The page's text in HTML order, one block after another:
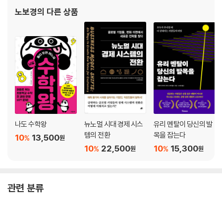
노보경의 다른 상품
나도 수학왕
13,500원
10%
뉴노멀 시대 경제 시스
템의 전환
22,500원
10%
유리 멘탈이 당신의 발
목을 잡는다
15,300원
10%
관련 분류